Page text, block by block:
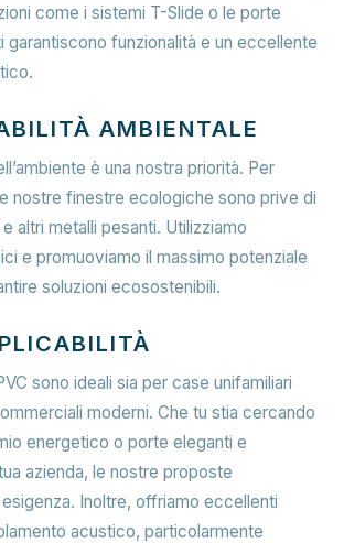
come i sistemi T-Slide o le porte
garantiscono funzionalità e un eccellente
AMBIENTALE
è una nostra priorità. Per
nostre finestre ecologiche sono prive di
altri metalli pesanti. Utilizziamo
e promuoviamo il massimo potenziale
soluzioni ecosostenibili.
sono ideali sia per case unifamiliari
moderni. Che tu stia cercando
energetico o porte eleganti e
azienda, le nostre proposte
Inoltre, offriamo eccellenti
acustico, particolarmente